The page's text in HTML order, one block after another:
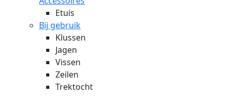
Etuis
Bij gebruik
Klussen
Jagen
Vissen
Zeilen
Trektocht